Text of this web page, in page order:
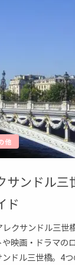
他
サンドル三
ド
クサンドル三世橋
映画・ドラマの
ドル三世橋。4